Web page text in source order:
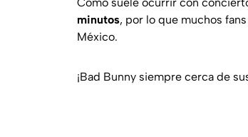
minutos, por lo que muchos
México.
¡Bad Bunny siempre cerca de